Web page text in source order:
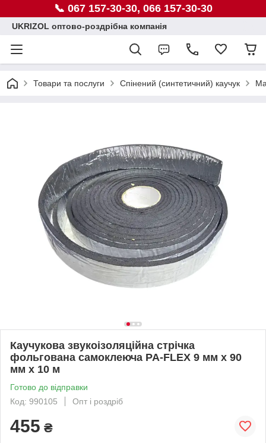
📞 067 157-30-30, 066 157-30-30
UKRIZOL оптово-роздрібна компанія
Товари та послуги Спінений (синтетичний) каучук
Каучукова звукоізоляційна стрічка
фольгована самоклеюча PA-FLEX 9 мм х 90
мм х 10 м
Готово до відправки
Код: 990105
Опт і роздріб
455 ₴